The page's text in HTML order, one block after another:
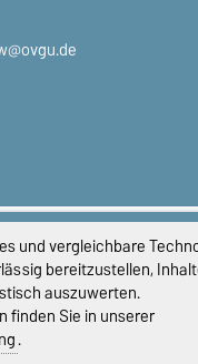
Impressum
Datenschutz
Barrierefreiheit
und vergleichbare
bereitzustellen,
auszuwerten.
finden Sie in unserer
.